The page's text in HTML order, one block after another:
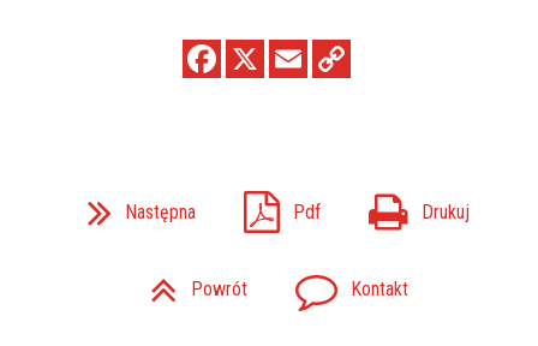
Następna Pdf Drukuj
Powrót Kontakt